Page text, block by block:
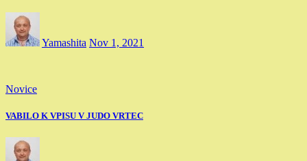
Yamashita Nov 1, 2021
Novice
VABILO K VPISU V JUDO VRTEC